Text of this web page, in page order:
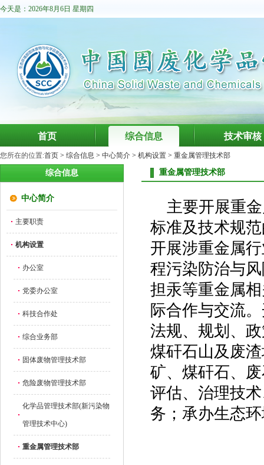
今天是：2026年8月6日 星期四
首页 综合信息 技术审核
您所在的位置:首页 > 综合信息 > 中心简介 > 机构设置 > 重金属管理技术部
综合信息
中心简介
主要职责
机构设置
办公室
党委办公室
科技合作处
综合业务部
固体废物管理技术部
危险废物管理技术部
化学品管理技术部(新污染物
管理技术中心)
重金属管理技术部
重金属管理技术部
主要开展重
标准及技术规
开展涉重金属
程污染防治与
担汞等重金属
际合作与交流
法规、规划、
煤矸石山及废
矿、煤矸石、
评估、治理技
务；承办生态